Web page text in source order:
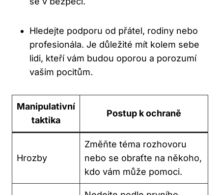
Hledejte podporu od přátel, rodiny nebo
profesionála. Je důležité mít kolem sebe
lidi, kteří vám budou oporou a porozumí
vašim pocitům.
Manipulativní
taktika
Postup k ochraně
Hrozby
Změňte téma rozhovoru
nebo se obraťte na někoho,
kdo vám může pomoci.